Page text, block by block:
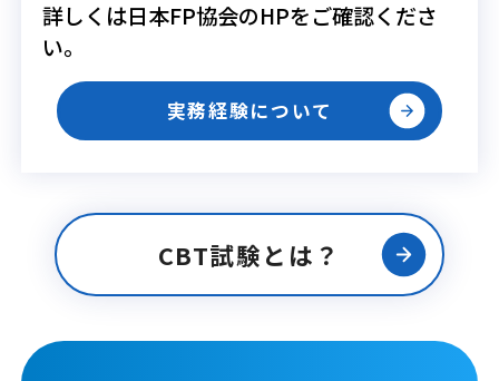
詳しくは日本FP協会のHPをご確認くださ
い。
実務経験について
CBT試験とは？